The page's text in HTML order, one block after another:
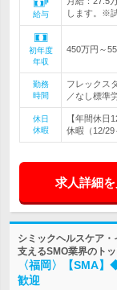
給与
します。※
初年度
年収
450万円～
勤務
時間
フレックス
／なし標準
休日
休暇
【年間休
休暇（12/
求人詳細
シミックヘルスケア
支えるSMO業界のト
〈福岡〉【SMA
歓迎